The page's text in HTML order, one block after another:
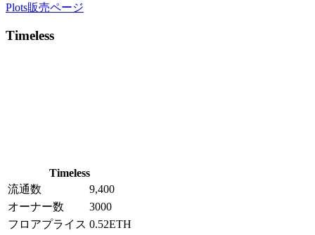
Plots販売ページ
Timeless
Timeless
流通数
9,400
オーナー数
3000
フロアプライス 0.52ETH